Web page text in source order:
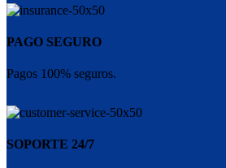
PAGO SEGURO
Pagos 100% seguros.
SOPORTE 24/7